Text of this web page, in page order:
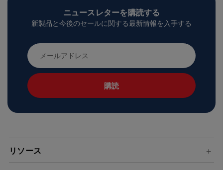
ニュースレターを購読する
新製品と今後のセールに関する最新情報を入手する
メ
ー
ル
ア
ド
リソース